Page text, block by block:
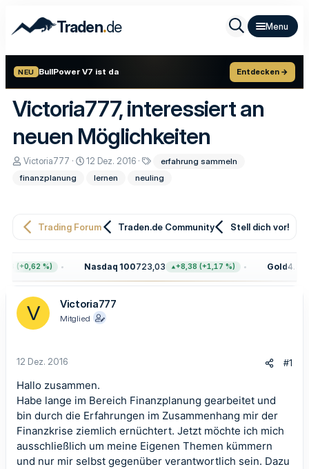
Traden.de
NEU BullPower V7 ist da Entdecken →
Victoria777, interessiert an
neuen Möglichkeiten
E
s
l
Victoria777
E
l
12 Dez. 2016
h
w
e
erfahrung sammeln
finanzplanung
lernen neuling
Trading Forum Traden.de Community Stell dich vor!
(+0,62 %) Nasdaq 100723,03 +8,38 (+1,17 %) Gold
V Victoria777
Mitglied
12 Dez. 2016 #1
Hallo zusammen.
Habe lange im Bereich Finanzplanung gearbeitet und
bin durch die Erfahrungen im Zusammenhang mir der
Finanzkrise ziemlich ernüchtert. Jetzt möchte ich mich
ausschließlich um meine Eigenen Themen kümmern
und nur mir selbst gegenüber verantwortlich sein. Dazu